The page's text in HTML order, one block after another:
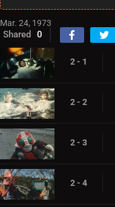
Mar. 24, 1973
Shared 0
2 - 1
2 - 2
2 - 3
2 - 4